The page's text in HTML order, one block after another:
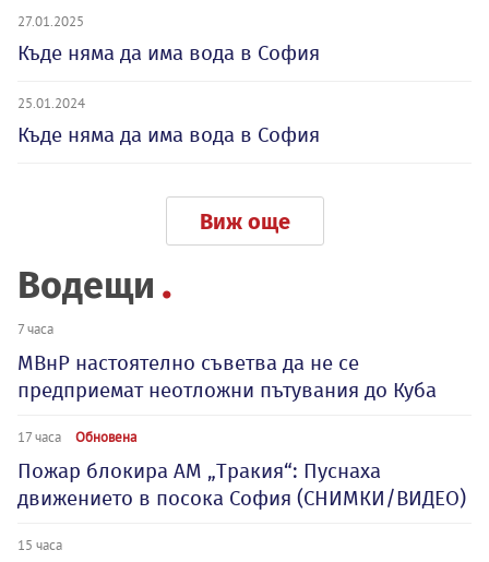
27.01.2025
Къде няма да има вода в София
25.01.2024
Къде няма да има вода в София
Виж още
Водещи
7 часа
МВнР настоятелно съветва да не се
предприемат неотложни пътувания до Куба
17 часа Обновена
Пожар блокира АМ „Тракия“: Пуснаха
движението в посока София (СНИМКИ/ВИДЕО)
15 часа